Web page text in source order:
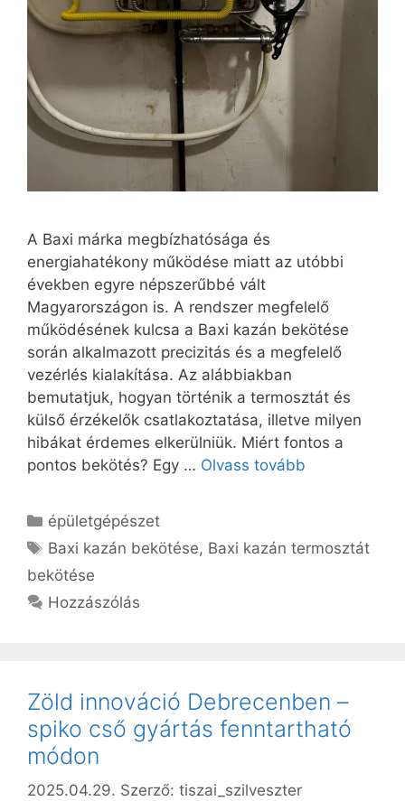
A Baxi márka megbízhatósága és
energiahatékony működése miatt az utóbbi
években egyre népszerűbbé vált
Magyarországon is. A rendszer megfelelő
működésének kulcsa a Baxi kazán bekötése
során alkalmazott precizitás és a megfelelő
vezérlés kialakítása. Az alábbiakban
bemutatjuk, hogyan történik a termosztát és
külső érzékelők csatlakoztatása, illetve milyen
hibákat érdemes elkerülniük. Miért fontos a
pontos bekötés? Egy … Olvass tovább
Kategória
épületgépészet
Címkék
Baxi kazán bekötése, Baxi kazán termosztát
bekötése
Hozzászólás
Zöld innováció Debrecenben –
spiko cső gyártás fenntartható
módon
2025.04.29. Szerző: tiszai_szilveszter